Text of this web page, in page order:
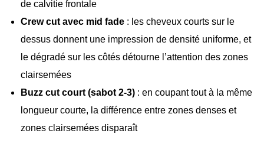
de calvitie frontale
Crew cut avec mid fade : les cheveux courts sur le
dessus donnent une impression de densité uniforme, et
le dégradé sur les côtés détourne l’attention des zones
clairsemées
Buzz cut court (sabot 2-3) : en coupant tout à la même
longueur courte, la différence entre zones denses et
zones clairsemées disparaît